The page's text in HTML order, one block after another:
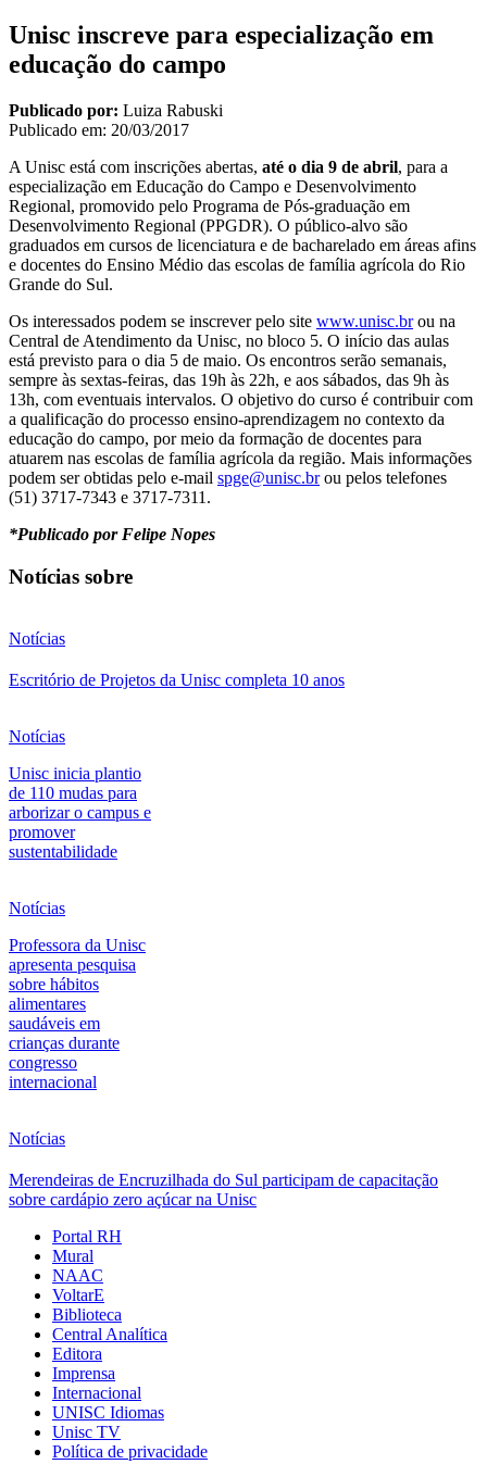
Unisc inscreve para especialização em
educação do campo
Publicado por: Luiza Rabuski
Publicado em: 20/03/2017
A Unisc está com inscrições abertas, até o dia 9 de abril, para a
especialização em Educação do Campo e Desenvolvimento
Regional, promovido pelo Programa de Pós-graduação em
Desenvolvimento Regional (PPGDR). O público-alvo são
graduados em cursos de licenciatura e de bacharelado em áreas afins
e docentes do Ensino Médio das escolas de família agrícola do Rio
Grande do Sul.
Os interessados podem se inscrever pelo site www.unisc.brou na
Central de Atendimento da Unisc, no bloco 5. O início das aulas
está previsto para o dia 5 de maio. Os encontros serão semanais,
sempre às sextas-feiras, das 19h às 22h, e aos sábados, das 9h às
13h, com eventuais intervalos. O objetivo do curso é contribuir com
a qualificação do processo ensino-aprendizagem no contexto da
educação do campo, por meio da formação de docentes para
atuarem nas escolas de família agrícola da região. Mais informações
podem ser obtidas pelo e-mail spge@unisc.brou pelos telefones
(51) 3717-7343 e 3717-7311.
*Publicado por Felipe Nopes
Notícias sobre
Notícias
Escritório de Projetos da Unisc completa 10 anos
Notícias
Unisc inicia plantio
de 110 mudas para
arborizar o campus e
promover
sustentabilidade
Notícias
Professora da Unisc
apresenta pesquisa
sobre hábitos
alimentares
saudáveis em
crianças durante
congresso
internacional
Notícias
Merendeiras de Encruzilhada do Sul participam de capacitação
sobre cardápio zero açúcar na Unisc
Portal RH
Mural
NAAC
VoltarE
Biblioteca
Central Analítica
Editora
Imprensa
Internacional
UNISC Idiomas
Unisc TV
Política de privacidade